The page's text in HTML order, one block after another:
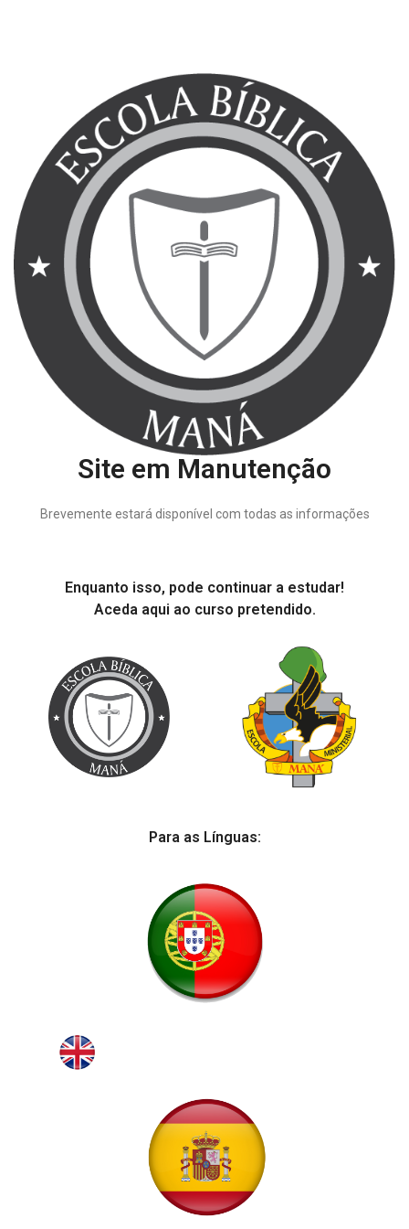
Site em Manutenção
Brevemente estará disponível com todas as informações
Enquanto isso, pode continuar a estudar!
Aceda aqui ao curso pretendido.
Para as Línguas: